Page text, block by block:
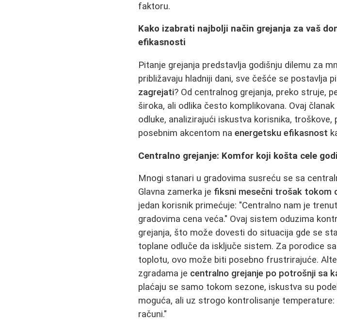
faktoru.
Kako izabrati najbolji način grejanja za vaš
efikasnosti
Pitanje grejanja predstavlja godišnju dilemu za
približavaju hladniji dani, sve češće se postavlja
zagrejati? Od centralnog grejanja, preko struje,
široka, ali odlika često komplikovana. Ovaj
odluke, analizirajući iskustva korisnika,
posebnim akcentom naenergetsku efikasnost
Centralno grejanje: Komfor koji košta cele
Mnogi stanari u gradovima susreću se sa
Glavna zamerka je fiksni mesečni trošak tokom
jedan korisnik primećuje: "Centralno nam je
gradovima cena veća." Ovaj sistem oduzima
grejanja, što može dovesti do situacija gde se
toplane odluče da isključe sistem. Za porodice
toplotu, ovo može biti posebno frustrirajuće.
zgradama je centralno grejanje po potrošnji sa
plaćaju se samo tokom sezone, iskustva su
moguća, ali uz strogo kontrolisanje temperature:
računi."